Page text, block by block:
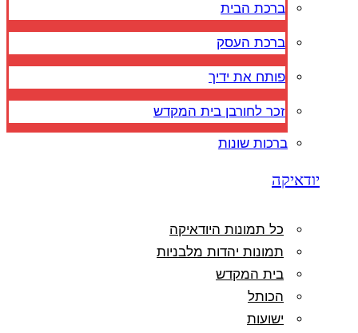
ברכת הבית
ברכת העסק
פותח את ידיך
זכר לחורבן בית המקדש
ברכות שונות
יודאיקה
כל תמונות היודאיקה
תמונות יהדות מלבניות
בית המקדש
הכותל
ישועות